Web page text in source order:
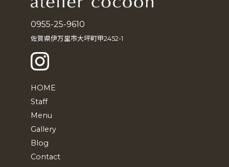
0955-25-9610
佐賀県伊万里市大坪町甲2452-1
HOME
Staff
Menu
Gallery
Blog
Contact